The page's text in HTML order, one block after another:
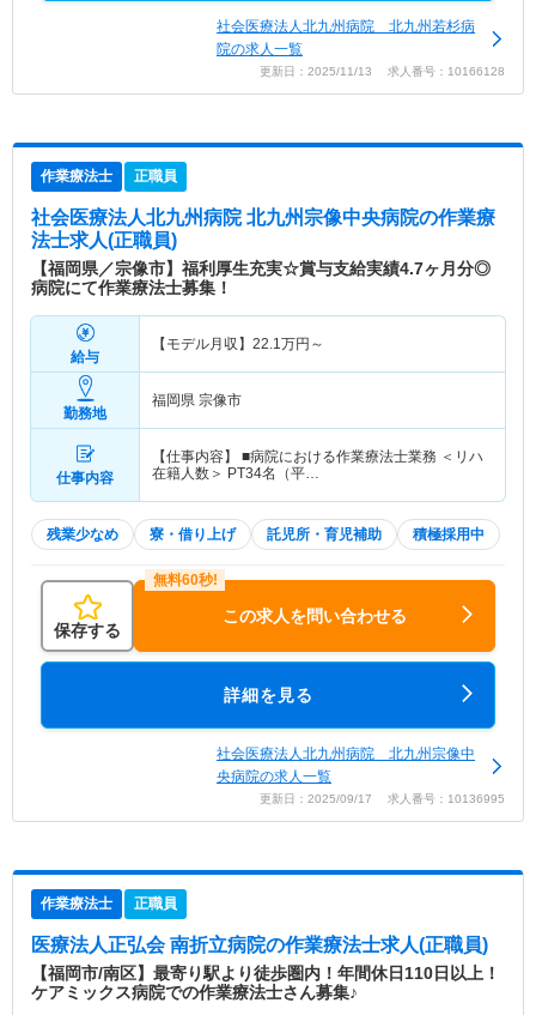
社会医療法人北九州病院 北九州若杉病
院の求人一覧
更新日：2025/11/13 求人番号：10166128
作業療法士 正職員
社会医療法人北九州病院 北九州宗像中央病院の作業療
法士求人(正職員)
【福岡県／宗像市】福利厚生充実☆賞与支給実績4.7ヶ月分◎
病院にて作業療法士募集！
給与
【モデル月収】 22.1万円～
勤務地
福岡県 宗像市
仕事内容
【仕事内容】 ■病院における作業療法士業務 ＜リハ
在籍人数＞ PT34名（平…
残業少なめ 寮・借り上げ 託児所・育児補助 積極採用中
保存する
この求人を問い合わせる
詳細を見る
社会医療法人北九州病院 北九州宗像中
央病院の求人一覧
更新日：2025/09/17 求人番号：10136995
作業療法士 正職員
医療法人正弘会 南折立病院の作業療法士求人(正職員)
【福岡市/南区】最寄り駅より徒歩圏内！年間休日110日以上！
ケアミックス病院での作業療法士さん募集♪